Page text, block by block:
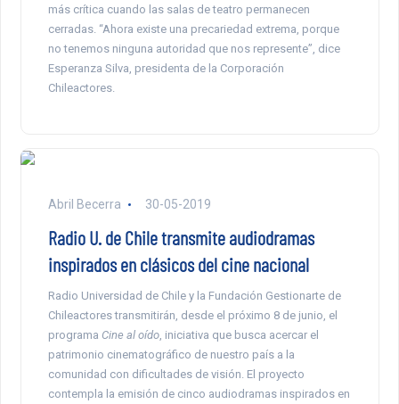
más crítica cuando las salas de teatro permanecen
cerradas. “Ahora existe una precariedad extrema, porque
no tenemos ninguna autoridad que nos represente”, dice
Esperanza Silva, presidenta de la Corporación
Chileactores.
Abril Becerra 30-05-2019
Radio U. de Chile transmite audiodramas
inspirados en clásicos del cine nacional
Radio Universidad de Chile y la Fundación Gestionarte de
Chileactores transmitirán, desde el próximo 8 de junio, el
programa Cine al oído, iniciativa que busca acercar el
patrimonio cinematográfico de nuestro país a la
comunidad con dificultades de visión. El proyecto
contempla la emisión de cinco audiodramas inspirados en